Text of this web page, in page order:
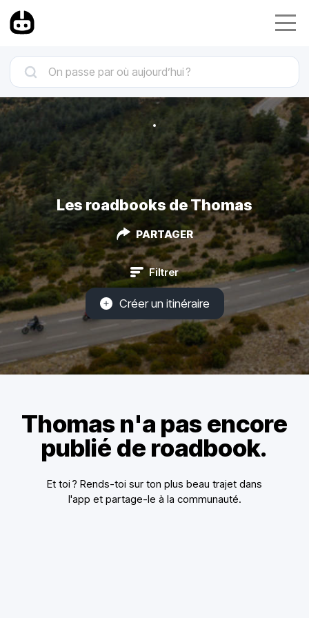
Les roadbooks de Thomas
PARTAGER
Filtrer
Créer un itinéraire
Thomas n'a pas encore
publié de roadbook.
Et toi ? Rends-toi sur ton plus beau trajet dans
l'app et partage-le à la communauté.